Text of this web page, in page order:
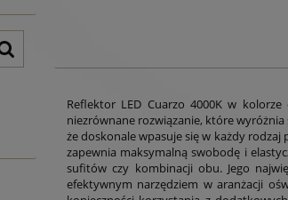
Reflektor LED Cuarzo 4000K w
niezrównane rozwiązanie, które
że doskonale wpasuje się w każdy
zapewnia maksymalną swobodę i
sufitów czy kombinacji obu. Jego
efektywnym narzędziem w aranżacji